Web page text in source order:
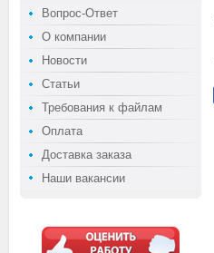
Вопрос-Ответ
О компании
Новости
Статьи
Требования к файлам
Оплата
Доставка заказа
Наши вакансии